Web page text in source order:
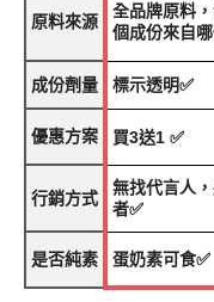
原料來源
全品牌原料
個成份來自
成份劑量 標示透明✅
優惠方案 買3送1 ✅
行銷方式
無找代言人
者✅
是否純素 蛋奶素可食✅